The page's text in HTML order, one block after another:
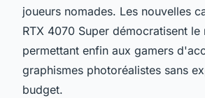
joueurs nomades. Les nouvelles
RTX 4070 Super démocratisent le
permettant enfin aux gamers
graphismes photoréalistes sans
budget.